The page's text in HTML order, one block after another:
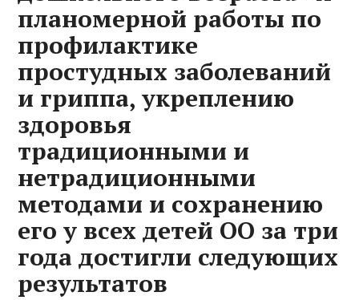
планомерной работы по
профилактике
простудных заболеваний
и гриппа, укреплению
здоровья
традиционными и
нетрадиционными
методами и сохранению
его у всех детей ОО за три
года достигли следующих
результатов